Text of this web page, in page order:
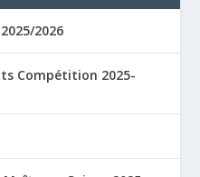
2026
Compétition 2025-